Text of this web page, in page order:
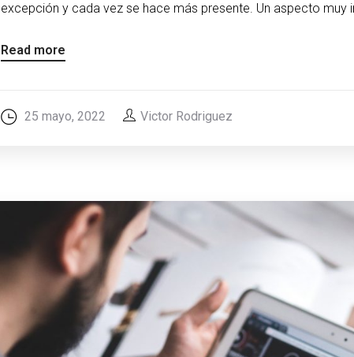
excepción y cada vez se hace más presente. Un aspecto muy
Read more
25 mayo, 2022 Victor Rodriguez